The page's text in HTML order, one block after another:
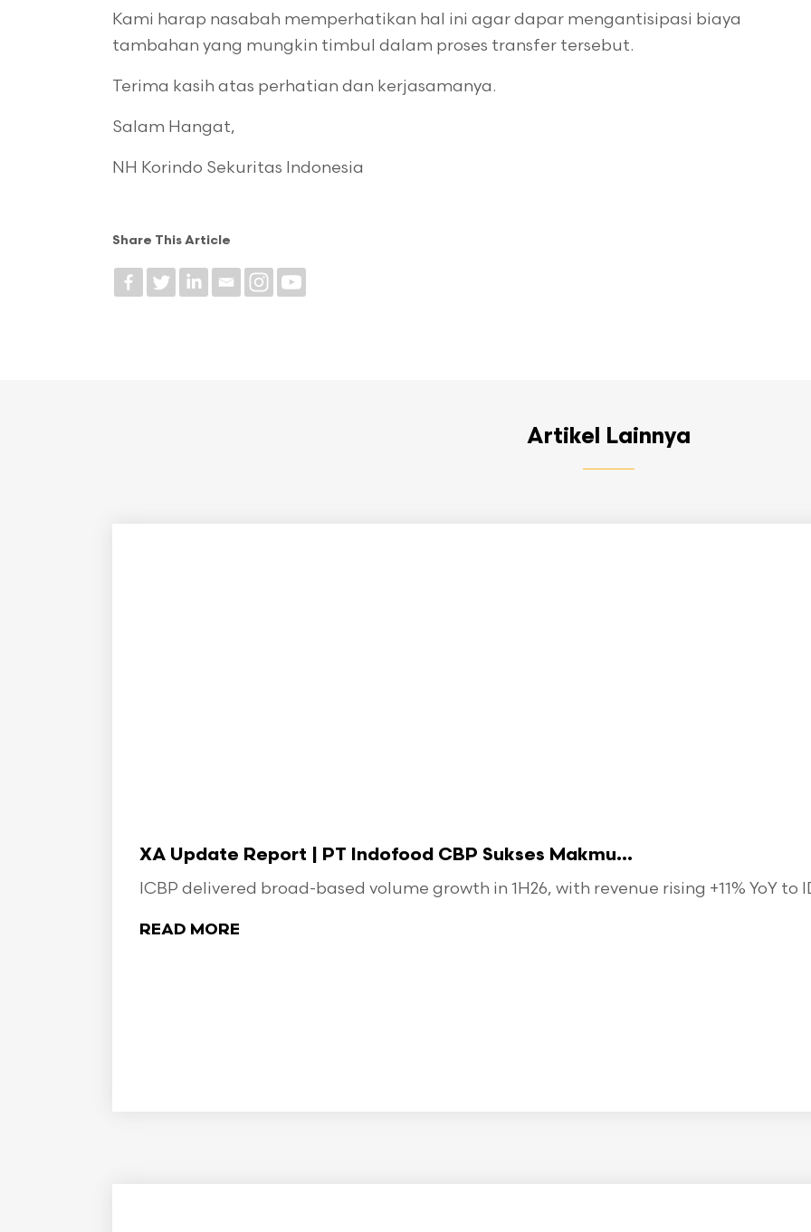
Kami harap nasabah memperhatikan hal ini agar dapar mengantisipasi biaya
tambahan yang mungkin timbul dalam proses transfer tersebut.
Terima kasih atas perhatian dan kerjasamanya.
Salam Hangat,
NH Korindo Sekuritas Indonesia
Share This Article
Artikel Lainnya
XA Update Report | PT Indofood CBP Sukses Makmu...
ICBP delivered broad-based volume growth in 1H26, with revenue rising +11% YoY to
READ MORE